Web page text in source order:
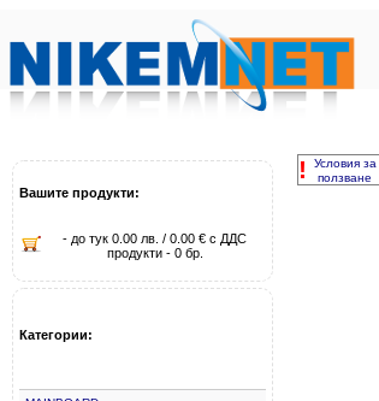
Вашите продукти:
- до тук 0.00 лв. / 0.00 € с ДДС
продукти - 0 бр.
Категории:
!
Условия за
ползване